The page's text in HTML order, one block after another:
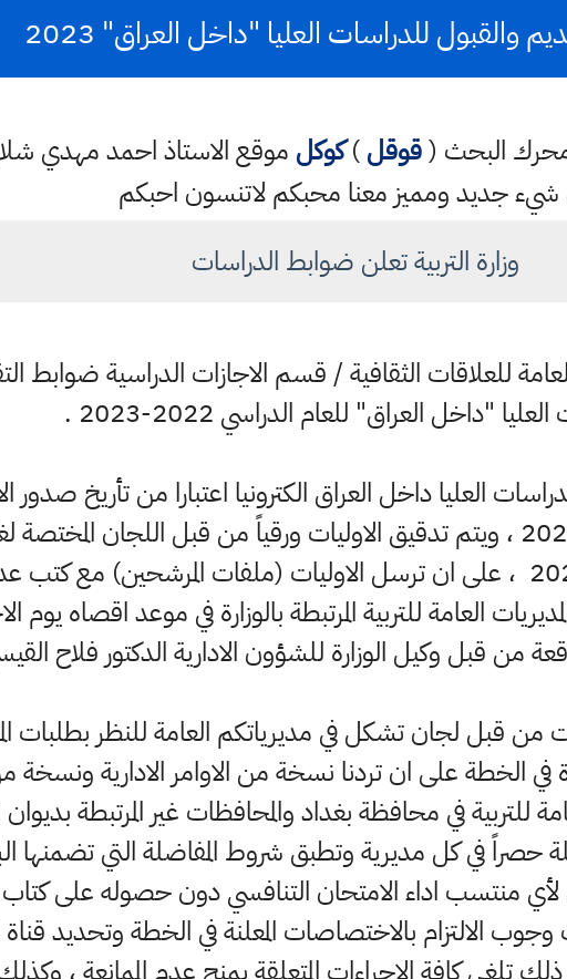
والقبول للدراسات العليا "داخل العراق" 2023
محرك البحث (قوقل)كوكل موقع الاستاذ احمد مهدي
جديد ومميز معنا محبكم لاتنسون احبكم
وزارة التربية تعلن ضوابط الدراسات
العامة للعلاقات الثقافية / قسم الاجازات الدراسية ضوابط
"داخل العراق" للعام الدراسي 2022-2023 .
العليا داخل العراق الكترونيا اعتبارا من تأريخ صدور
يوم السبت الموافق 12 / 3 / 2022 ، ويتم تدقيق الاوليات ورقياً من قبل اللجان
الرسمي ليوم الاثنين 14 / 3 / 2022 ، على ان ترسل الاوليات (ملفات المرشحين)
من قبل لجان تشكل في مديرياتكم العامة للنظر بطلبات
في الخطة على ان تردنا نسخة من الاوامر الادارية ونسخة
للتربية في محافظة بغداد والمحافظات غير المرتبطة
حصراً في كل مديرية وتطبق شروط المفاضلة التي تضمنها
لأي منتسب اداء الامتحان التنافسي دون حصوله على
وجوب الالتزام بالاختصاصات المعلنة في الخطة وتحديد